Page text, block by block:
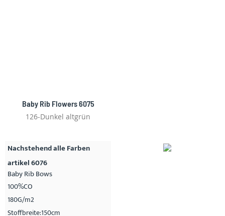
Baby Rib Flowers 6075
126-Dunkel altgrün
Nachstehend alle Farben
artikel 6076
Baby Rib Bows
100%CO
180G/m2
Stoffbreite:150cm